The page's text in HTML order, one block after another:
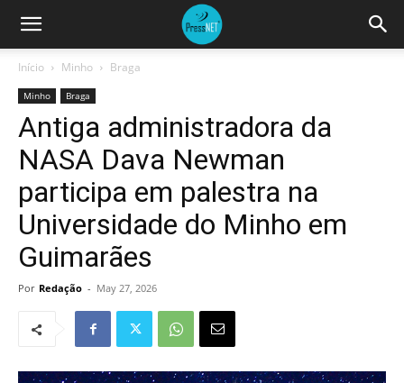
Início Minho Braga
Minho Braga
Antiga administradora da
NASA Dava Newman
participa em palestra na
Universidade do Minho em
Guimarães
Por Redação - May 27, 2026